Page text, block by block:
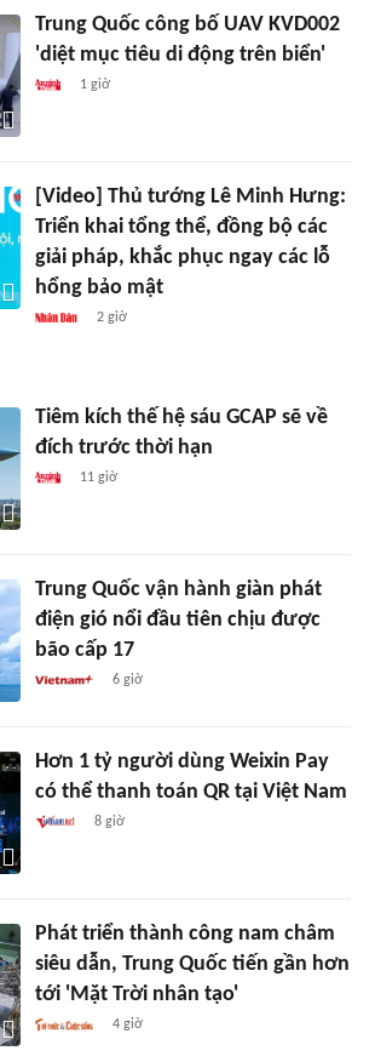
Trung Quốc công bố UAV KVD002
'diệt mục tiêu di động trên biển'
1 giờ
[Video] Thủ tướng Lê Minh Hưng:
Triển khai tổng thể, đồng bộ các
giải pháp, khắc phục ngay các lỗ
hổng bảo mật
2 giờ
Tiêm kích thế hệ sáu GCAP sẽ về
đích trước thời hạn
11 giờ
Trung Quốc vận hành giàn phát
điện gió nổi đầu tiên chịu được
bão cấp 17
6 giờ
Hơn 1 tỷ người dùng Weixin Pay
có thể thanh toán QR tại Việt Nam
8 giờ
Phát triển thành công nam châm
siêu dẫn, Trung Quốc tiến gần hơn
tới 'Mặt Trời nhân tạo'
4 giờ